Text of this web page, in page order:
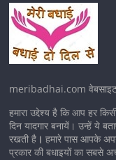
meribadhai.com
हमारा उद्देश्य है कि आप हर
दिन यादगार बनायें। उन्हें ये
रखती है । हमारे पास आपके
प्रकार की बधाइयों का सबसे